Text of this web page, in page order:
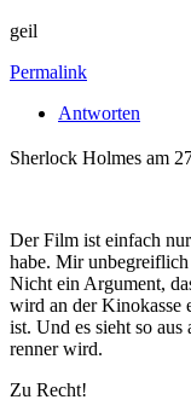
geil
Permalink
Antworten
Sherlock Holmes am
Der Film ist einfach
habe. Mir
Nicht ein Argument,
wird an der Kinokasse
ist. Und es sieht so
renner wird.
Zu Recht!